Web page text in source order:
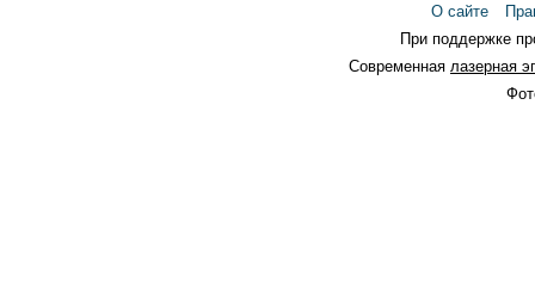
О сайте
При поддержке
Современная лазерная